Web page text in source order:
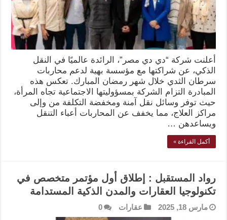
أعلنت شركة “دي دي مصر”، الرائدة عالميًا في النقل
الذكي، عن شراكتها مع مؤسسة بهية لدعم محاربات
سرطان الثدي خلال شهر رمضان المبارك. تعكس هذه
المبادرة التزام الشركة بمسؤوليتها الاجتماعية تجاه المرأة،
حيث توفر وسائل نقل آمنة ومخفضة التكلفة من وإلى
مراكز العلاج، مما يخفف عن المحاربات أعباء التنقل
ويساعدهن …
أكمل القراءة »
رواد المستقبل : إطلاق أول مؤتمر متخصص في
تكنولوجيا العقارات والمدن الذكية المستدامة
مارس 18, 2025 عقارات 0